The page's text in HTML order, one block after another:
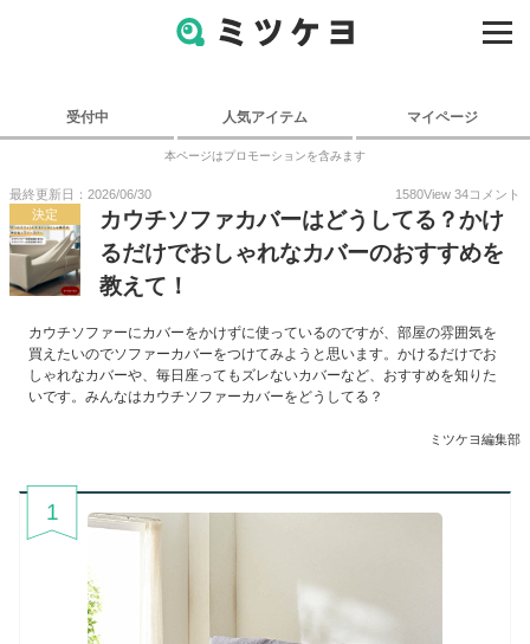
受付中 人気アイテム マイページ
本ページはプロモーションを含みます
最終更新日：2026/06/30 1580View 34コメント
決定
カウチソファカバーはどうしてる？かけ
るだけでおしゃれなカバーのおすすめを
教えて！
カウチソファーにカバーをかけずに使っているのですが、部屋の雰囲気を
買えたいのでソファーカバーをつけてみようと思います。かけるだけでお
しゃれなカバーや、毎日座ってもズレないカバーなど、おすすめを知りた
いです。みんなはカウチソファーカバーをどうしてる？
ミツケヨ編集部
1